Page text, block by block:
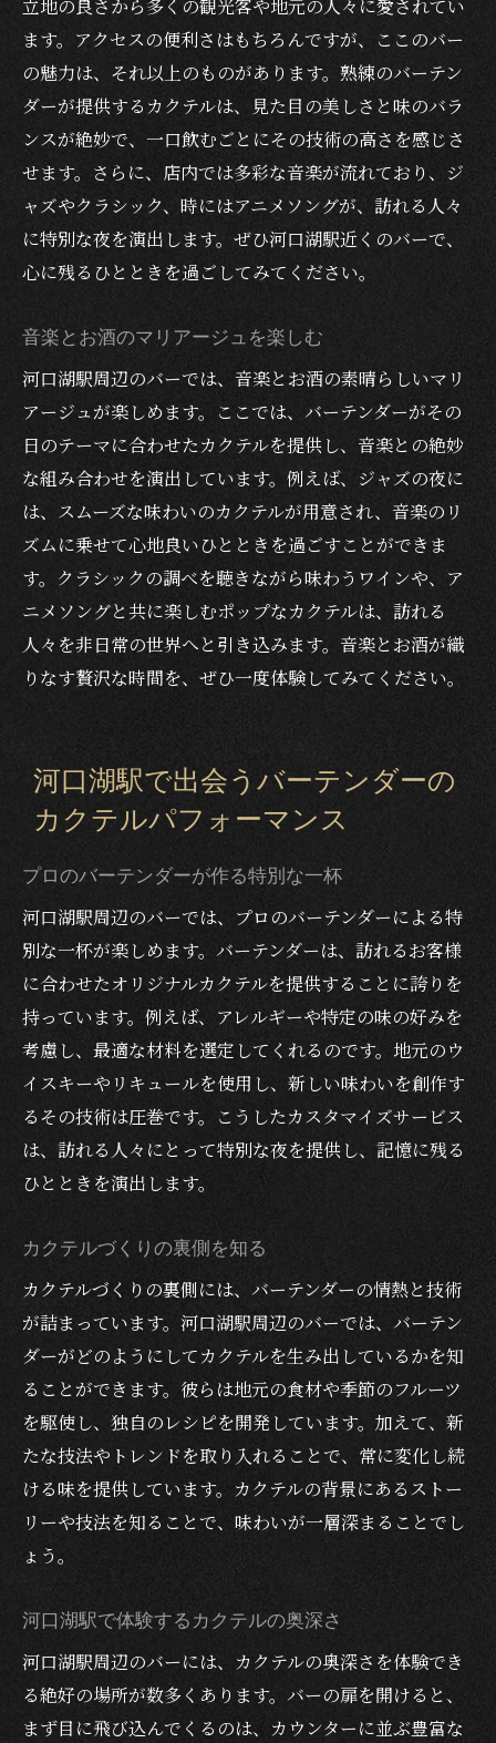
立地の良さから多くの観光客や地元の人々に愛されてい
ます。アクセスの便利さはもちろんですが、ここのバー
の魅力は、それ以上のものがあります。熟練のバーテン
ダーが提供するカクテルは、見た目の美しさと味のバラ
ンスが絶妙で、一口飲むごとにその技術の高さを感じさ
せます。さらに、店内では多彩な音楽が流れており、ジ
ャズやクラシック、時にはアニメソングが、訪れる人々
に特別な夜を演出します。ぜひ河口湖駅近くのバーで、
心に残るひとときを過ごしてみてください。
音楽とお酒のマリアージュを楽しむ
河口湖駅周辺のバーでは、音楽とお酒の素晴らしいマリ
アージュが楽しめます。ここでは、バーテンダーがその
日のテーマに合わせたカクテルを提供し、音楽との絶妙
な組み合わせを演出しています。例えば、ジャズの夜に
は、スムーズな味わいのカクテルが用意され、音楽のリ
ズムに乗せて心地良いひとときを過ごすことができま
す。クラシックの調べを聴きながら味わうワインや、ア
ニメソングと共に楽しむポップなカクテルは、訪れる
人々を非日常の世界へと引き込みます。音楽とお酒が織
りなす贅沢な時間を、ぜひ一度体験してみてください。
河口湖駅で出会うバーテンダーの
カクテルパフォーマンス
プロのバーテンダーが作る特別な一杯
河口湖駅周辺のバーでは、プロのバーテンダーによる特
別な一杯が楽しめます。バーテンダーは、訪れるお客様
に合わせたオリジナルカクテルを提供することに誇りを
持っています。例えば、アレルギーや特定の味の好みを
考慮し、最適な材料を選定してくれるのです。地元のウ
イスキーやリキュールを使用し、新しい味わいを創作す
るその技術は圧巻です。こうしたカスタマイズサービス
は、訪れる人々にとって特別な夜を提供し、記憶に残る
ひとときを演出します。
カクテルづくりの裏側を知る
カクテルづくりの裏側には、バーテンダーの情熱と技術
が詰まっています。河口湖駅周辺のバーでは、バーテン
ダーがどのようにしてカクテルを生み出しているかを知
ることができます。彼らは地元の食材や季節のフルーツ
を駆使し、独自のレシピを開発しています。加えて、新
たな技法やトレンドを取り入れることで、常に変化し続
ける味を提供しています。カクテルの背景にあるストー
リーや技法を知ることで、味わいが一層深まることでし
ょう。
河口湖駅で体験するカクテルの奥深さ
河口湖駅周辺のバーには、カクテルの奥深さを体験でき
る絶好の場所が数多くあります。バーの扉を開けると、
まず目に飛び込んでくるのは、カウンターに並ぶ豊富な